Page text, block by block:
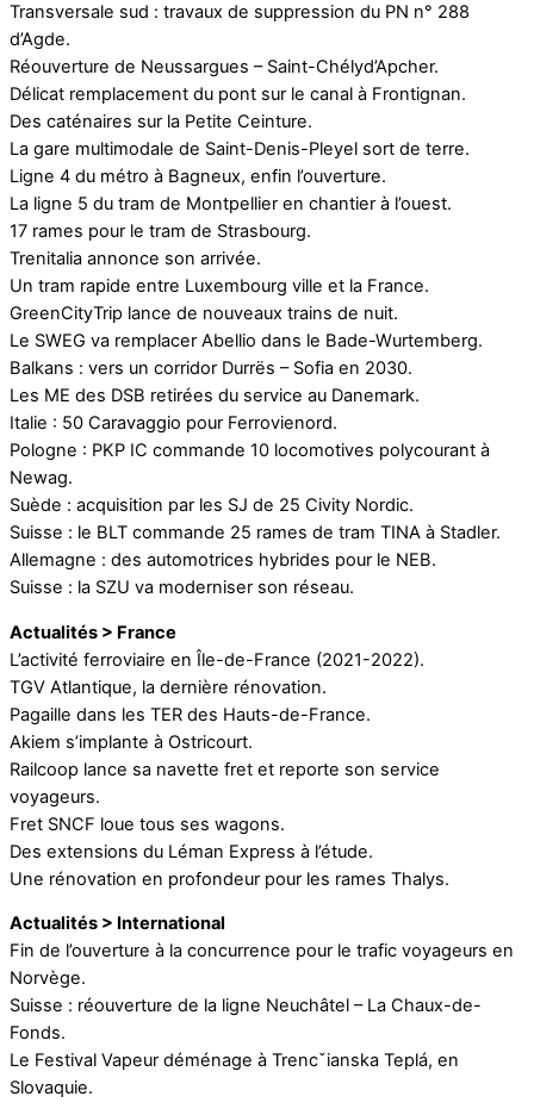
Transversale sud : travaux de suppression du PN n° 288
d’Agde.
Réouverture de Neussargues – Saint-Chélyd’Apcher.
Délicat remplacement du pont sur le canal à Frontignan.
Des caténaires sur la Petite Ceinture.
La gare multimodale de Saint-Denis-Pleyel sort de terre.
Ligne 4 du métro à Bagneux, enfin l’ouverture.
La ligne 5 du tram de Montpellier en chantier à l’ouest.
17 rames pour le tram de Strasbourg.
Trenitalia annonce son arrivée.
Un tram rapide entre Luxembourg ville et la France.
GreenCityTrip lance de nouveaux trains de nuit.
Le SWEG va remplacer Abellio dans le Bade-Wurtemberg.
Balkans : vers un corridor Durrës – Sofia en 2030.
Les ME des DSB retirées du service au Danemark.
Italie : 50 Caravaggio pour Ferrovienord.
Pologne : PKP IC commande 10 locomotives polycourant à
Newag.
Suède : acquisition par les SJ de 25 Civity Nordic.
Suisse : le BLT commande 25 rames de tram TINA à Stadler.
Allemagne : des automotrices hybrides pour le NEB.
Suisse : la SZU va moderniser son réseau.
Actualités > France
L’activité ferroviaire en Île-de-France (2021-2022).
TGV Atlantique, la dernière rénovation.
Pagaille dans les TER des Hauts-de-France.
Akiem s’implante à Ostricourt.
Railcoop lance sa navette fret et reporte son service
voyageurs.
Fret SNCF loue tous ses wagons.
Des extensions du Léman Express à l’étude.
Une rénovation en profondeur pour les rames Thalys.
Actualités > International
Fin de l’ouverture à la concurrence pour le trafic voyageurs en
Norvège.
Suisse : réouverture de la ligne Neuchâtel – La Chaux-de-
Fonds.
Le Festival Vapeur déménage à Trencˇianska Teplá, en
Slovaquie.